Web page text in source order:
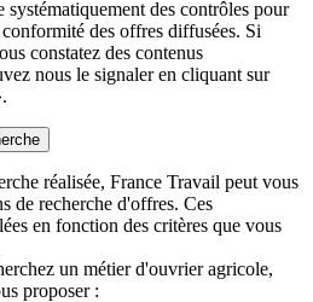
systématiquement des contrôles pour
des offres diffusées. Si
constatez des contenus
nous le signaler en cliquant sur
réalisée, France Travail peut vous
de recherche d'offres. Ces
en fonction des critères que vous
un métier d'ouvrier agricole,
proposer :